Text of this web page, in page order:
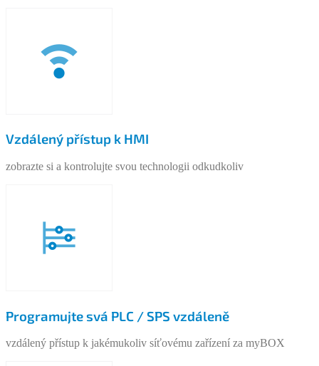
Vzdálený přístup k HMI
zobrazte si a kontrolujte svou technologii odkudkoliv
Programujte svá PLC / SPS vzdáleně
vzdálený přístup k jakémukoliv síťovému zařízení za myBOX